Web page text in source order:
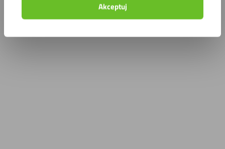
Akceptuj